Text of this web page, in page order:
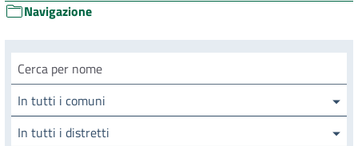
Navigazione
Cerca luogo
In tutti i comuni
In tutti i distretti